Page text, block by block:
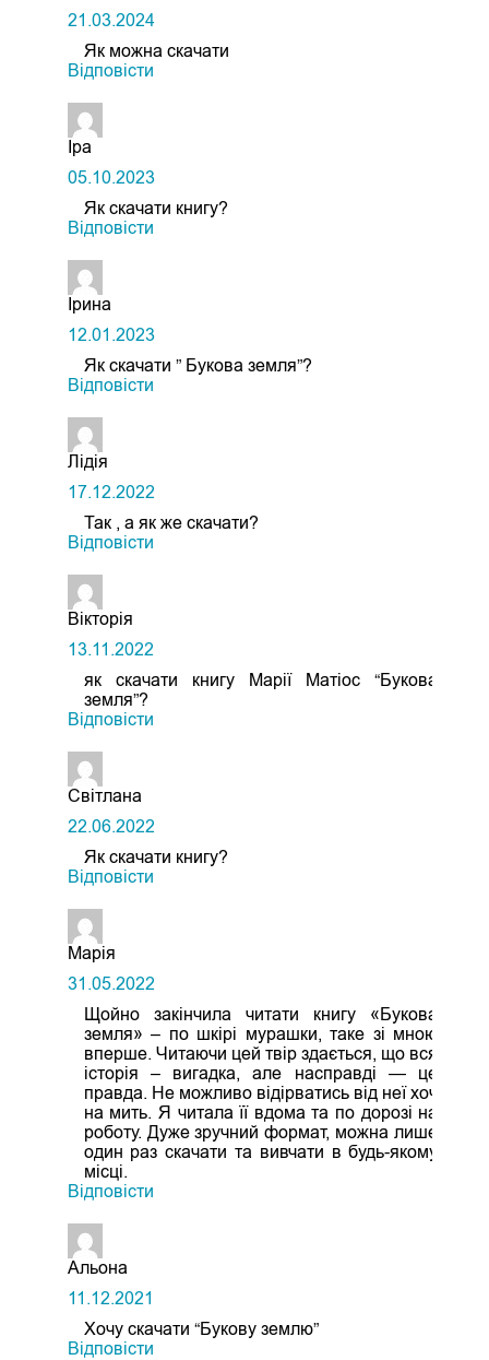
21.03.2024
Як можна скачати
Відповіcти
Іра
05.10.2023
Як скачати книгу?
Відповіcти
Ірина
12.01.2023
Як скачати ” Букова земля”?
Відповіcти
Лідія
17.12.2022
Так , а як же скачати?
Відповіcти
Вікторія
13.11.2022
як скачати книгу Марії Матіос “Букова
земля”?
Відповіcти
Світлана
22.06.2022
Як скачати книгу?
Відповіcти
Марія
31.05.2022
Щойно закінчила читати книгу «Букова
земля» – по шкірі мурашки, таке зі мною
вперше. Читаючи цей твір здається, що вся
історія – вигадка, але насправді — це
правда. Не можливо відірватись від неї хоч
на мить. Я читала її вдома та по дорозі на
роботу. Дуже зручний формат, можна лише
один раз скачати та вивчати в будь-якому
місці.
Відповіcти
Альона
11.12.2021
Хочу скачати “Букову землю”
Відповіcти